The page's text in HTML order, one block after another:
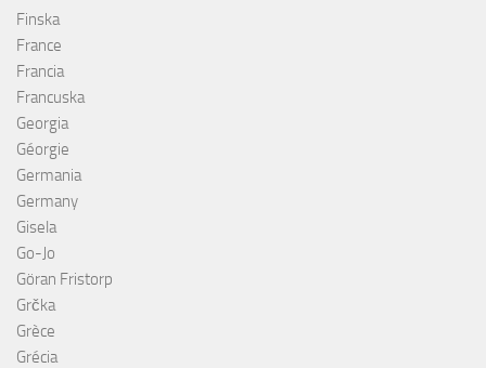
Finska
France
Francia
Francuska
Georgia
Géorgie
Germania
Germany
Gisela
Go-Jo
Göran Fristorp
Grčka
Grèce
Grécia